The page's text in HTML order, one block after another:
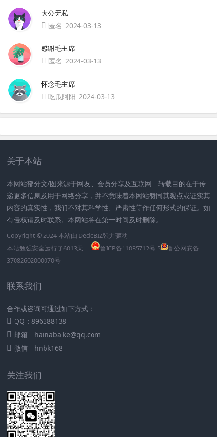
大公无私
匿名 2024-03-13
感谢毛主席
匿名 2024-03-13
怀念毛主席
吃瓜阿阳 2024-03-13
关于本站
本网站部分文/图来源于网友、会员分享及互联网，转载目的在于传
递更多信息及用于网络分享，并不意味着本网站赞同其观点或证实其
内容的真实性，我们不对其科学性、严肃性等作任何形式的保证。如
有侵权请及时联系。本网站将在第一时间及时删除。
Copyright © 2024 本站由 DedeBIZ强力驱动
本站勉强安全运行了6013天 鲁ICP备11035712号-5
鲁公网安备
37082602000070号
联系我们
合作或咨询可通过如下方式：
QQ：896388138
邮箱：hainabaike@qq.com
微信：hnbk168
关注我们